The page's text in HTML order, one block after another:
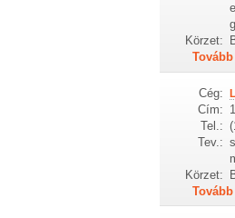
Körzet:
Cég:
Cím:
Tel.:
Tev.:
Körzet: